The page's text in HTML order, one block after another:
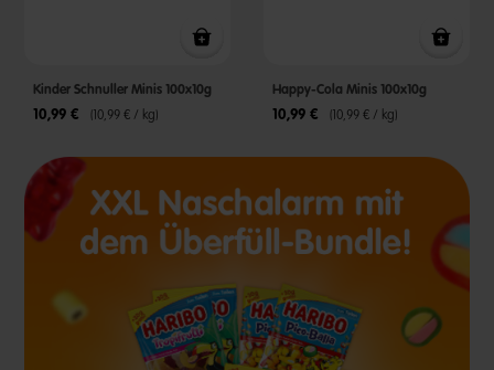
Kinder Schnuller Minis 100x10g
10,99 € (10,99 € / kg)
Happy-Cola Minis 100x10g
10,99 € (10,99 € / kg)